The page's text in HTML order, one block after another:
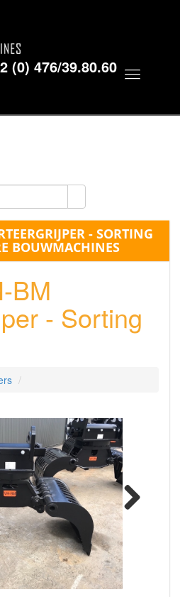
(0) 476/39.80.60
Toggle
- SORTING
BOUWMACHINES
BM
- Sorting
Next